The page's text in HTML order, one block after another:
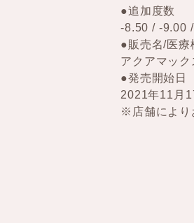
●追加度数
-8.50 / -9.00
●販売名/医療
アクアマッ
●発売開始日
2021年11月
※店舗により